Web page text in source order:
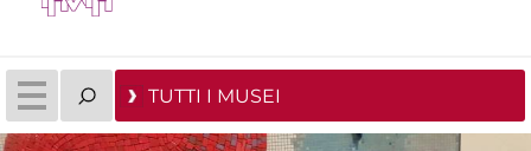
TUTTI I MUSEI